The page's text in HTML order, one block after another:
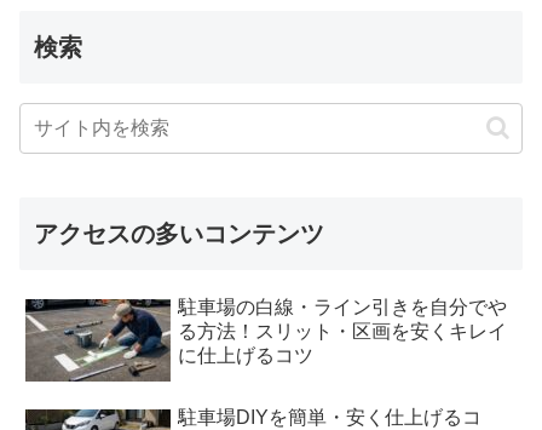
検索
アクセスの多いコンテンツ
駐車場の白線・ライン引きを自分でや
る方法！スリット・区画を安くキレイ
に仕上げるコツ
駐車場DIYを簡単・安く仕上げるコ